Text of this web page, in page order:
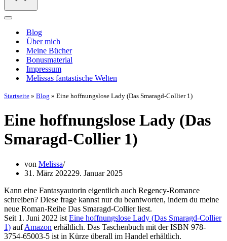
Navigationsmenü
Blog
Über mich
Meine Bücher
Bonusmaterial
Impressum
Melissas fantastische Welten
Startseite » Blog » Eine hoffnungslose Lady (Das Smaragd-Collier 1)
Eine hoffnungslose Lady (Das
Smaragd-Collier 1)
von Melissa
31. März 202229. Januar 2025
Kann eine Fantasyautorin eigentlich auch Regency-Romance
schreiben? Diese frage kannst nur du beantworten, indem du meine
neue Roman-Reihe Das Smaragd-Collier liest.
Seit 1. Juni 2022 ist Eine hoffnungslose Lady (Das Smaragd-Collier
1) aufAmazon erhältlich. Das Taschenbuch mit der ISBN 978-
3754-65003-5 ist in Kürze überall im Handel erhältlich.